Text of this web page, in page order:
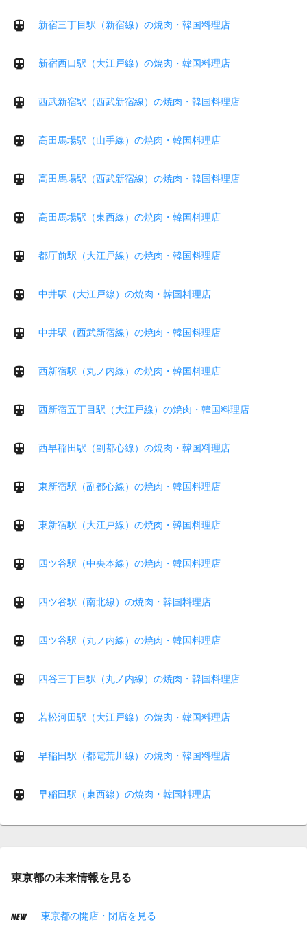
新宿三丁目駅（新宿線）の焼肉・韓国料理店
新宿西口駅（大江戸線）の焼肉・韓国料理店
西武新宿駅（西武新宿線）の焼肉・韓国料理店
高田馬場駅（山手線）の焼肉・韓国料理店
高田馬場駅（西武新宿線）の焼肉・韓国料理店
高田馬場駅（東西線）の焼肉・韓国料理店
都庁前駅（大江戸線）の焼肉・韓国料理店
中井駅（大江戸線）の焼肉・韓国料理店
中井駅（西武新宿線）の焼肉・韓国料理店
西新宿駅（丸ノ内線）の焼肉・韓国料理店
西新宿五丁目駅（大江戸線）の焼肉・韓国料理店
西早稲田駅（副都心線）の焼肉・韓国料理店
東新宿駅（副都心線）の焼肉・韓国料理店
東新宿駅（大江戸線）の焼肉・韓国料理店
四ツ谷駅（中央本線）の焼肉・韓国料理店
四ツ谷駅（南北線）の焼肉・韓国料理店
四ツ谷駅（丸ノ内線）の焼肉・韓国料理店
四谷三丁目駅（丸ノ内線）の焼肉・韓国料理店
若松河田駅（大江戸線）の焼肉・韓国料理店
早稲田駅（都電荒川線）の焼肉・韓国料理店
早稲田駅（東西線）の焼肉・韓国料理店
東京都の未来情報を見る
東京都の開店・閉店を見る